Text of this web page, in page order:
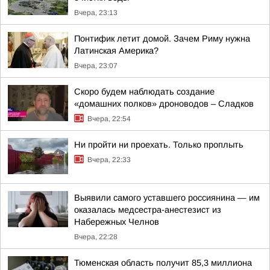
Вчера, 23:13
Понтифик летит домой. Зачем Риму нужна
Латинская Америка?
Вчера, 23:07
Скоро будем наблюдать создание
«домашних полков» дроноводов – Сладков
Вчера, 22:54
Ни пройти ни проехать. Только проплыть
Вчера, 22:33
Выявили самого уставшего россиянина — им
оказалась медсестра-анестезист из
Набережных Челнов
Вчера, 22:28
Тюменская область получит 85,3 миллиона